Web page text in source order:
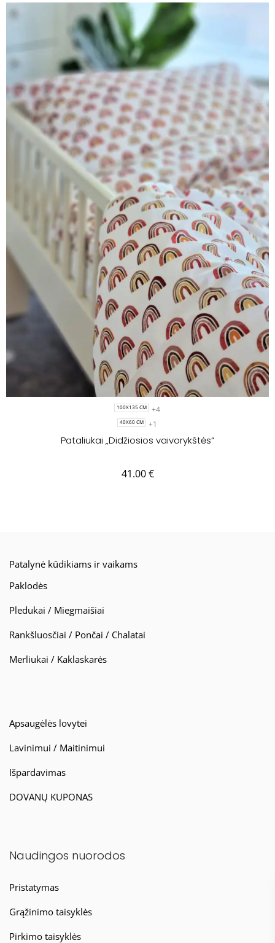
100X135 CM +4
40X60 CM +1
Pataliukai „Didžiosios vaivorykštės“
41.00€
Patalynė kūdikiams ir vaikams
Paklodės
Pledukai / Miegmaišiai
Rankšluosčiai / Pončai / Chalatai
Merliukai / Kaklaskarės
Apsaugėlės lovytei
Lavinimui / Maitinimui
Išpardavimas
DOVANŲ KUPONAS
Naudingos nuorodos
Pristatymas
Grąžinimo taisyklės
Pirkimo taisyklės